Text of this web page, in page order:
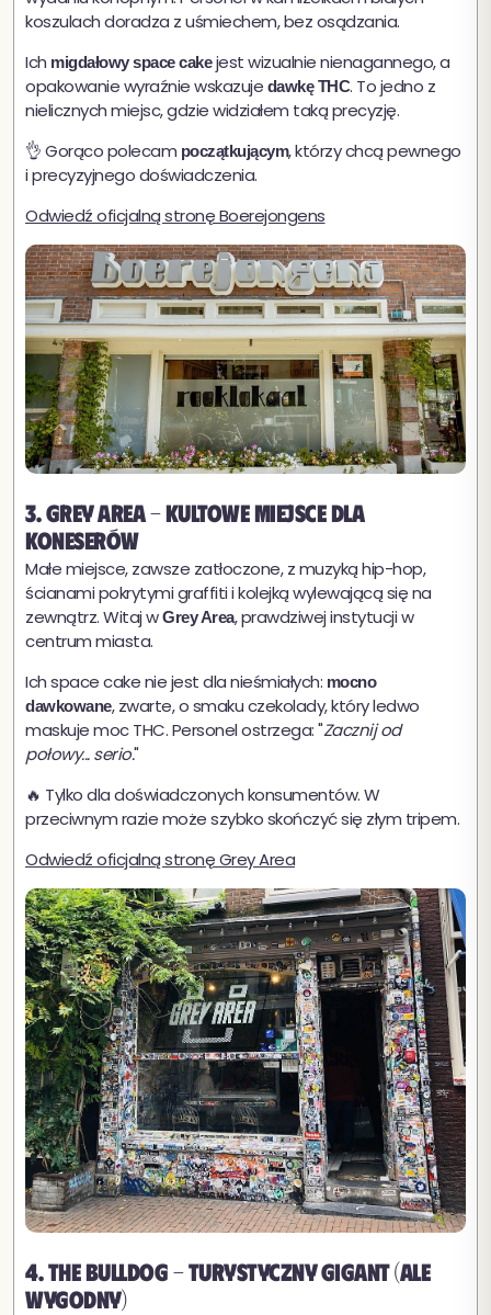
koszulach doradza z uśmiechem, bez osądzania.
Ich migdałowy space cakejest wizualnie nienagannego, a
opakowanie wyraźnie wskazuje dawkę THC. To jedno z
nielicznych miejsc, gdzie widziałem taką precyzję.
👌 Gorąco polecam początkującym, którzy chcą pewnego
i precyzyjnego doświadczenia.
Odwiedź oficjalną stronę Boerejongens
3. Grey Area - kultowe miejsce dla
koneserów
Małe miejsce, zawsze zatłoczone, z muzyką hip-hop,
ścianami pokrytymi graffiti i kolejką wylewającą się na
zewnątrz. Witaj wGrey Area, prawdziwej instytucji w
centrum miasta.
Ich space cake nie jest dla nieśmiałych: mocno
dawkowane, zwarte, o smaku czekolady, który ledwo
maskuje moc THC. Personel ostrzega: "Zacznij od
połowy... serio."
🔥 Tylko dla doświadczonych konsumentów. W
przeciwnym razie może szybko skończyć się złym tripem.
Odwiedź oficjalną stronę Grey Area
4. The Bulldog - turystyczny gigant (ale
wygodny)